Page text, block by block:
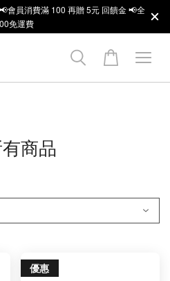
會員消費滿 100 再贈 5元 回饋金 📢全
免運費
有商品
優惠